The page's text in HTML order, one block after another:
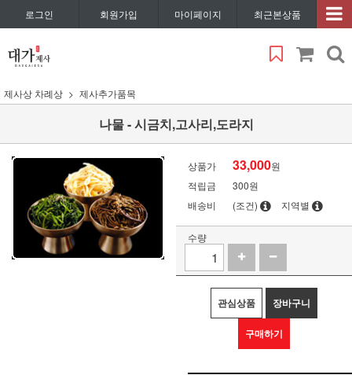
로그인 회원가입 마이페이지 최근본상품
제사상 차례상 제사추가품목
나물 - 시금치,고사리,도라지
상품가 33,000원
적립금
300원
배송비
(조건) 지역별
수량
관심상품 장바구니
구매하기